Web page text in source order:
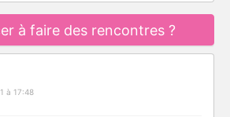
à faire des rencontres ?
à 17:48